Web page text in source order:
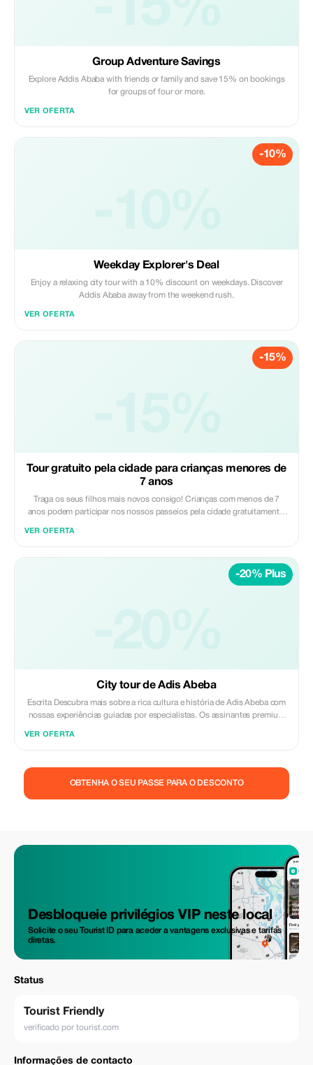
Group Adventure Savings
Explore Addis Ababa with friends or family and save 15% on bookings
for groups of four or more.
VER OFERTA
-10%
Weekday Explorer's Deal
Enjoy a relaxing city tour with a 10% discount on weekdays. Discover
Addis Ababa away from the weekend rush.
VER OFERTA
-15%
Tour gratuito pela cidade para crianças menores de
7 anos
Traga os seus filhos mais novos consigo! Crianças com menos de 7
anos podem participar nos nossos passeios pela cidade gratuitamente,
VER OFERTA
-20% Plus
City tour de Adis Abeba
Escrita Descubra mais sobre a rica cultura e história de Adis Abeba com
nossas experiências guiadas por especialistas. Os assinantes premium
VER OFERTA
OBTENHA O SEU PASSE PARA O DESCONTO
Desbloqueie privilégios VIP neste local
Solicite o seu Tourist ID para aceder a vantagens exclusivas e tarifas
diretas.
Status
Tourist Friendly
verificado por tourist.com
Informações de contacto